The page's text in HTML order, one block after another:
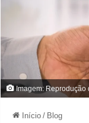
Imagem: Reprodução
Início / Blog